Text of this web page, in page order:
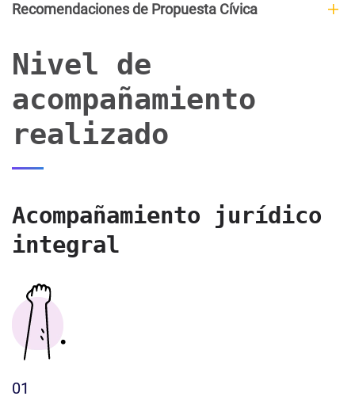
Recomendaciones de Propuesta Cívica
Nivel de
acompañamiento
realizado
Acompañamiento jurídico
integral
01